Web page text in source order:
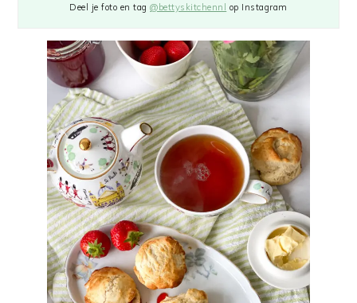
Deel je foto en tag@bettyskitchennl op Instagram